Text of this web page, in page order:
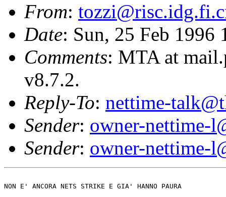
From:
Date: Sun, 25 Feb 1996
Comments: MTA at
v8.7.2.
Reply-To: nettime-
Sender: owner-nettime-
Sender: owner-nettime-
NON E' ANCORA NETS STRIKE E GIA' HANNO PAURA